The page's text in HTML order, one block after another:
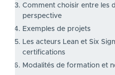
Comment choisir entre les
perspective
Exemples de projets
Les acteurs Lean et Six
certifications
Modalités de formation et